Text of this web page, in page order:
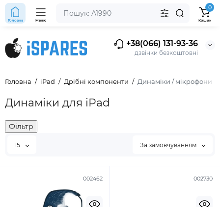
+38(066) 131-93-36
дзвінки безкоштовні
Головна Меню
0
Кошик
Головна iPad Дрібні компоненти Динаміки / мікрофони
Динаміки для iPad
Фільтр
15 За замовчуванням
002462 002730